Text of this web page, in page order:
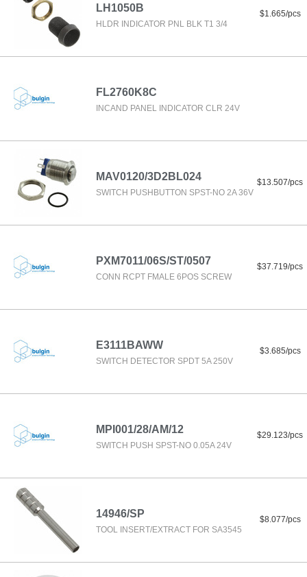
LH1050B
HLDR INDICATOR PNL BLK T1 3/4
$1.665/pcs
FL2760K8C
INCAND PANEL INDICATOR CLR 24V
MAV0120/3D2BL024
SWITCH PUSHBUTTON SPST-NO 2A 36V
$13.507/pcs
PXM7011/06S/ST/0507
CONN RCPT FMALE 6POS SCREW
$37.719/pcs
E3111BAWW
SWITCH DETECTOR SPDT 5A 250V
$3.685/pcs
MPI001/28/AM/12
SWITCH PUSH SPST-NO 0.05A 24V
$29.123/pcs
14946/SP
TOOL INSERT/EXTRACT FOR SA3545
$8.077/pcs